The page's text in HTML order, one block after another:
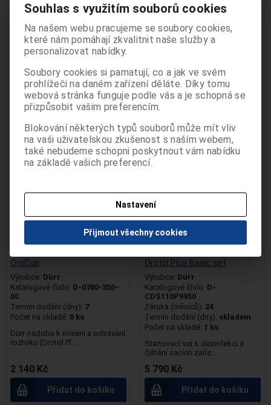
Výrobce: ALPRO
Katalogové číslo: D-Alpron
Termín dodání (dny):skladem
Počet na skladě: 1 ks
Tekutý koncentrát pro
990 Kč
Přidat do košíku
Výrobce:Dürr
Katalogové číslo: D-
CDS110P6150
Termín dodání (dny):
skladem
Počet na skladě: >5ks
nepěnivý koncentrát...
1 539 Kč
ZP pro odborníky
OroCup
Výrobce: Dürr
Katalogové číslo: D-0780-350-
00
Termín dodání (dny): 7
Počet na skladě: 0 ks
Dürr-nádoba k mísení a odsávání
roztoku (Orotol Pl...
2 140 Kč
Přidat do košíku
ZP pro odborníky
Orotol Plus Basic set
Výrobce: Dürr
Katalogové číslo: D-
CDS110P9950
Záruka (měsíců): 24
Termín dodání (dny): skladem
Počet na skladě: 1 ks
Startovací set k dezinfekci a
čištění sacích zaříz...
5 790 Kč
Přidat do košíku
Oddělení Pro stomatology je určeno
odborným pracovníkům ve zdravotnictví a
informace zde uvedené nejsou určeny pro
těchto stránek potvrzujete, že jste
odborníkem ve smyslu §2a zákona č.
40/1995 Sb. o regulaci reklamy.
Beru na vědomí, že informace obsažené
dále na těchto stránkách nejsou určeny
laické veřejnosti, nýbrž zdravotnickým
odborníkům, a to se všemi riziky a důsledky
z toho plynoucími pro laickou veřejnost.
ANO POTVRZUJI
NEJSEM ODBORNÍK
Souhlas s využitím souborů cookies
Na našem webu pracujeme se soubory cookies,
které nám pomáhají zkvalitnit naše služby a
personalizovat nabídky.
Soubory cookies si pamatují, co a jak ve svém
prohlížeči na daném zařízení děláte. Díky tomu
webová stránka funguje podle vás a je schopná se
přizpůsobit vašim preferencím.
Blokování některých typů souborů může mít vliv
na vaši uživatelskou zkušenost s naším webem,
také nebudeme schopni poskytnout vám nabídku
na základě vašich preferencí.
Nastavení
Přijmout všechny cookies